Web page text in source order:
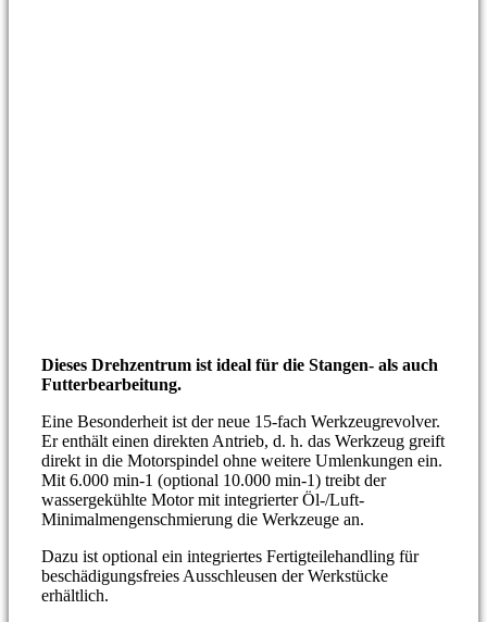
Dieses Drehzentrum ist ideal für die Stangen- als auch
Futterbearbeitung.
Eine Besonderheit ist der neue 15-fach Werkzeugrevolver.
Er enthält einen direkten Antrieb, d. h. das Werkzeug greift
direkt in die Motorspindel ohne weitere Umlenkungen ein.
Mit 6.000 min-1 (optional 10.000 min-1) treibt der
wassergekühlte Motor mit integrierter Öl-/Luft-
Minimalmengenschmierung die Werkzeuge an.
Dazu ist optional ein integriertes Fertigteilehandling für
beschädigungsfreies Ausschleusen der Werkstücke
erhältlich.